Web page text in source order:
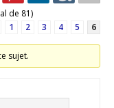
de 81)
1 2 3 4 5 6
sujet.